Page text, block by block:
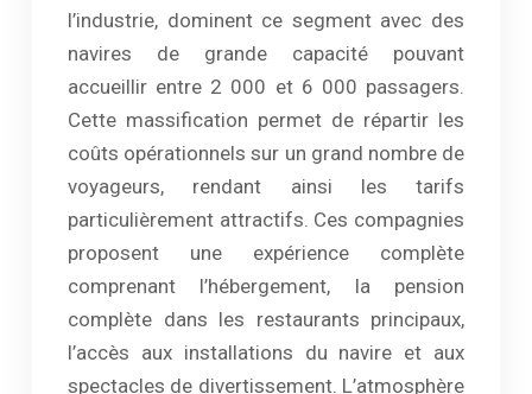
l’industrie, dominent ce segment avec des
navires de grande capacité pouvant
accueillir entre 2 000 et 6 000 passagers.
Cette massification permet de répartir les
coûts opérationnels sur un grand nombre de
voyageurs, rendant ainsi les tarifs
particulièrement attractifs. Ces compagnies
proposent une expérience complète
comprenant l’hébergement, la pension
complète dans les restaurants principaux,
l’accès aux installations du navire et aux
spectacles de divertissement. L’atmosphère